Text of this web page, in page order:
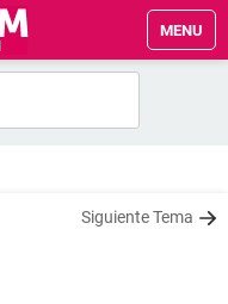
MENU
Siguiente Tema